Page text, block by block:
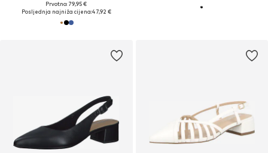
Prvotno: 79,95 €
Posljednja najniža cijena:47,92 €